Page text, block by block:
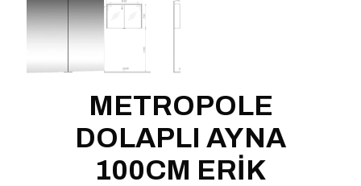
METROPOLE
DOLAPLI AYNA
100CM ERİK